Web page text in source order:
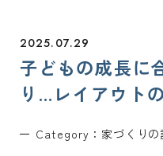
2025.07.29
子どもの成長に
り…レイアウト
Category： 家づくりの